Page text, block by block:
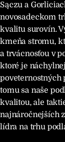
Sączu a
novosadeckom
kvalitu surovín.
kmeňa stromu,
a trvácnosťou v
ktoré je
poveternostných
tomu sa naše
kvalitou, ale
najnáročnejších
lídra na trhu